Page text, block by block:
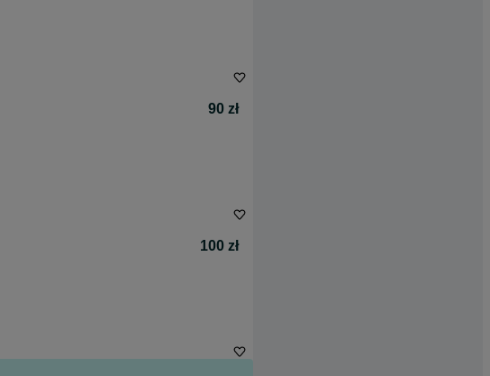
90 zł
100 zł